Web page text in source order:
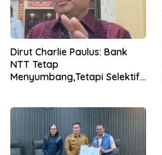
Dirut Charlie Paulus: Bank
NTT Tetap
Menyumbang,Tetapi Selektif